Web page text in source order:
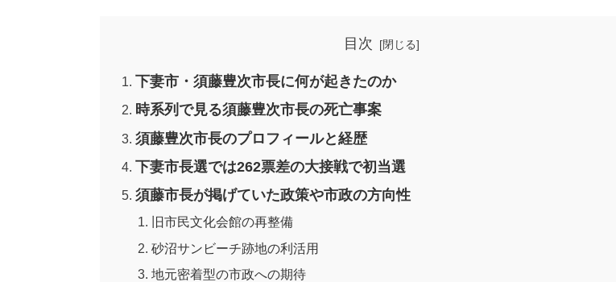
目次
下妻市・須藤豊次市長に何が起きたのか
時系列で見る須藤豊次市長の死亡事案
須藤豊次市長のプロフィールと経歴
下妻市長選では262票差の大接戦で初当選
須藤市長が掲げていた政策や市政の方向性
旧市民文化会館の再整備
砂沼サンビーチ跡地の利活用
地元密着型の市政への期待